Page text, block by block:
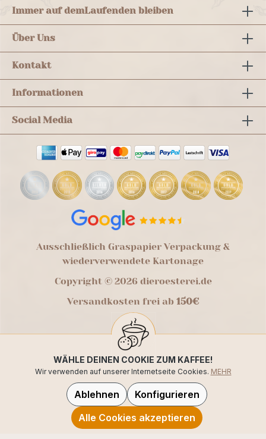
Immer auf demLaufenden bleiben
Über Uns
Kontakt
Informationen
Social Media
Ausschließlich Graspapier Verpackung &
wiederverwendete Kartonage
Copyright © 2026 dieroesterei.de
Versandkosten frei ab 150€
WÄHLE DEINEN COOKIE ZUM KAFFEE!
Wir verwenden auf unserer Internetseite Cookies. MEHR
Ablehnen
Konfigurieren
Alle Cookies akzeptieren